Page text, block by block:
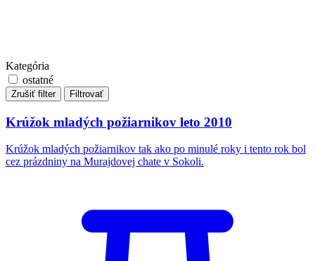
Kategória
ostatné
Zrušiť filter Filtrovať
Krúžok mladých požiarnikov leto 2010
Krúžok mladých požiarnikov tak ako po minulé roky i tento rok bol
cez prázdniny na Murajdovej chate v Sokoli.